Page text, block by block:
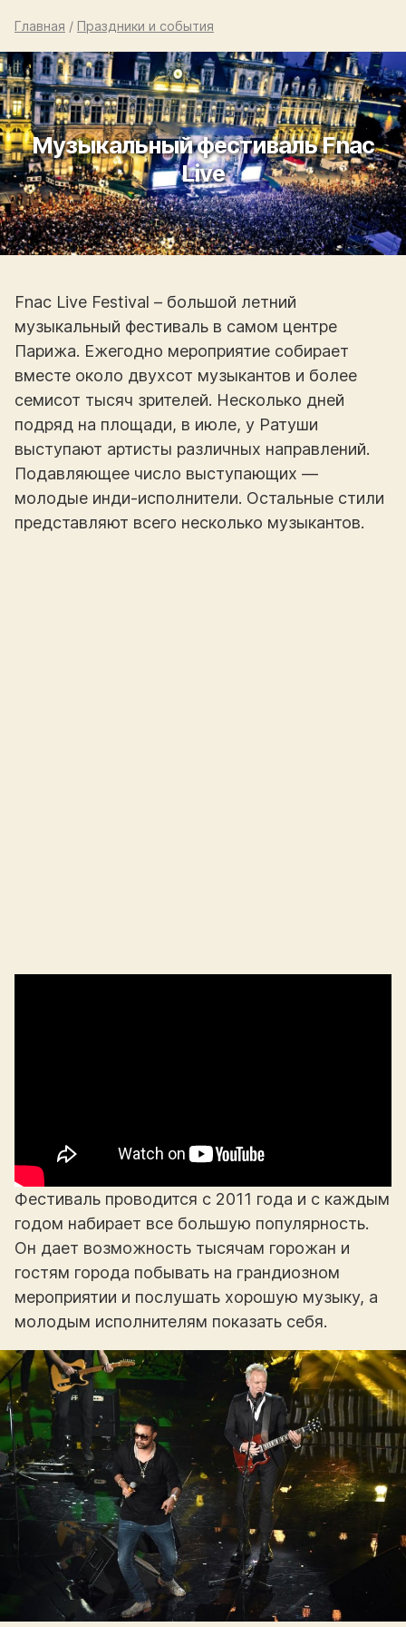
Главная / Праздники и события
Музыкальный фестиваль Fnac
Live
Fnac Live Festival – большой летний
музыкальный фестиваль в самом центре
Парижа. Ежегодно мероприятие собирает
вместе около двухсот музыкантов и более
семисот тысяч зрителей. Несколько дней
подряд на площади, в июле, у Ратуши
выступают артисты различных направлений.
Подавляющее число выступающих —
молодые инди-исполнители. Остальные стили
представляют всего несколько музыкантов.
Фестиваль проводится с 2011 года и с каждым
годом набирает все большую популярность.
Он дает возможность тысячам горожан и
гостям города побывать на грандиозном
мероприятии и послушать хорошую музыку, а
молодым исполнителям показать себя.